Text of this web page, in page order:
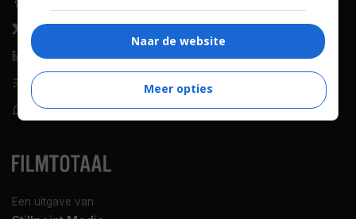
Een uitgave van
X (Twitter)
LinkedIn
RSS-feed
WhatsApp
Nieuws
Netflix
Films op tv
Bioscoop
Naar de website
Meer opties